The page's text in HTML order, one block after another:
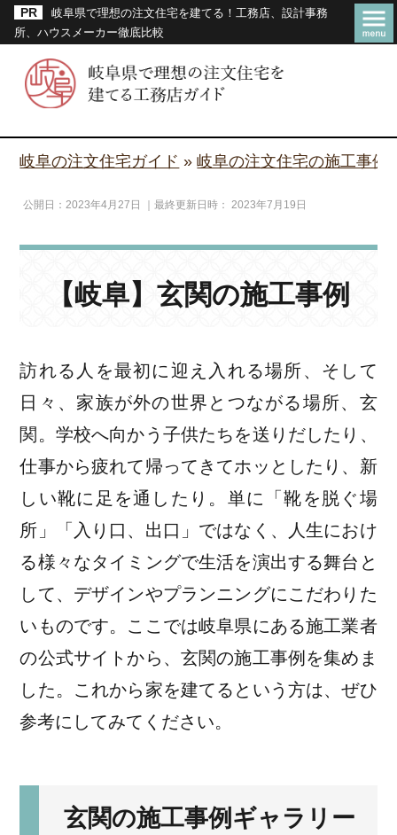
岐阜県で理想の注文住宅を建てる！工務店、設計事務
所、ハウスメーカー徹底比較
岐阜の注文住宅ガイド »岐阜の注文住宅の施工事例
公開日：2023年4月27日 ｜最終更新日時：2023年7月19日
【岐阜】玄関の施工事例
訪れる人を最初に迎え入れる場所、そして
日々、家族が外の世界とつながる場所、玄
関。学校へ向かう子供たちを送りだしたり、
仕事から疲れて帰ってきてホッとしたり、新
しい靴に足を通したり。単に「靴を脱ぐ場
所」「入り口、出口」ではなく、人生におけ
る様々なタイミングで生活を演出する舞台と
して、デザインやプランニングにこだわりた
いものです。ここでは岐阜県にある施工業者
の公式サイトから、玄関の施工事例を集めま
した。これから家を建てるという方は、ぜひ
参考にしてみてください。
玄関の施工事例ギャラリー